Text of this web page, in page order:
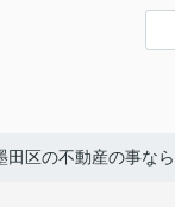
また、
のメー
田区の不動産の事な